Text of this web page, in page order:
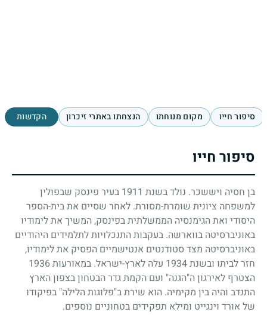
סיפור חייו מקום מנוחתו הנצחתו באתרי זיכרון הקדשות
סיפור חייו
בן חסיה ויששכר. נולד בשנת 1911 בעיר פינסק שבפולין
למשפחה ציונית שומרת-מסורת. לאחר שסיים את בית-הספר
היסודי ואת הגימנסיה הממשלתית בפינסק, המשיך את לימודיו
באוניברסיטה בווארשה. בעקבות התנכלויות לתלמידים היהודיים
באוניברסיטה מצד סטודנטים אנטישמיים הפסיק את לימודיו,
חזר לביתו ובשנת1934 עלה לארץ-ישראל. במאורעות1936
הצטרף לאירגון ה"הגנה" ועם הקמת גדר הבטחון בצפון הארץ
התנדב והיה בין מקימיה. הוא שירת ב"פלוגות הלילה" בפיקודו
של אורד וינגייט ומילא תפקידים בטחוניים נוספים.